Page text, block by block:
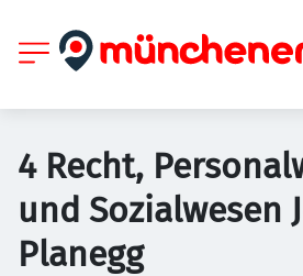
4 Recht,
und Sozialwesen
Planegg